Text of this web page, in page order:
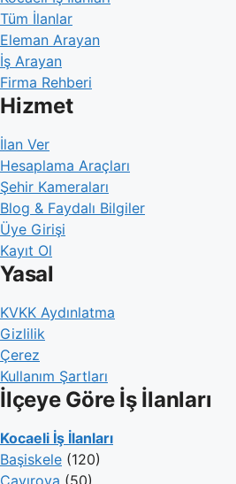
Tüm İlanlar
Eleman Arayan
İş Arayan
Firma Rehberi
Hizmet
İlan Ver
Hesaplama Araçları
Şehir Kameraları
Blog & Faydalı Bilgiler
Üye Girişi
Kayıt Ol
Yasal
KVKK Aydınlatma
Gizlilik
Çerez
Kullanım Şartları
İlçeye Göre İş İlanları
Kocaeli İş İlanları
Başiskele (120)
Çayırova (50)